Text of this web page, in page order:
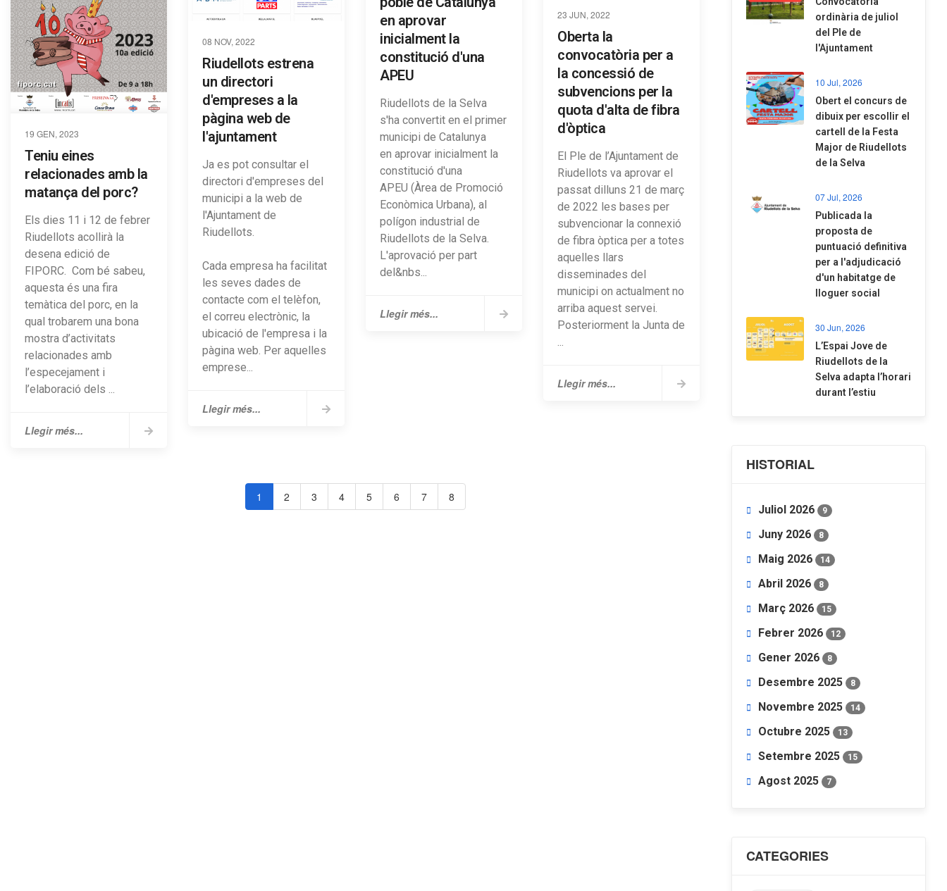
19 GEN, 2023
Teniu eines
relacionades amb la
matança del porc?
Els dies 11 i 12 de febrer
Riudellots acollirà la
desena edició de
FIPORC. Com bé sabeu,
aquesta és una fira
temàtica del porc, en la
qual trobarem una bona
mostra d’activitats
relacionades amb
l’especejament i
l’elaboració dels ...
Llegir més...
08 NOV, 2022
Riudellots estrena
un directori
d'empreses a la
pàgina web de
l'ajuntament
Ja es pot consultar el
directori d'empreses del
municipi a la web de
l'Ajuntament de
Riudellots.
Cada empresa ha facilitat
les seves dades de
contacte com el telèfon,
el correu electrònic, la
ubicació de l'empresa i la
pàgina web. ​Per aquelles
emprese...
Llegir més...
en aprovar
inicialment la
constitució d'una
APEU
Riudellots de la Selva
s'ha convertit en el primer
municipi de Catalunya
en aprovar inicialment la
constitució d'una
APEU (Àrea de Promoció
Econòmica Urbana), al
polígon industrial de
Riudellots de la Selva.
L'aprovació per part
del&nbs...
Llegir més...
23 JUN, 2022
Oberta la
convocatòria per a
la concessió de
subvencions per la
quota d'alta de fibra
d'òptica
El Ple de l’Ajuntament de
Riudellots va aprovar el
passat dilluns 21 de març
de 2022 les bases per
subvencionar la connexió
de fibra òptica per a totes
aquelles llars
disseminades del
municipi on actualment no
arriba aquest servei.
Posteriorment la Junta de
Llegir més...
1 2 3 4 5 6 7 8
ordinària de juliol
del Ple de
l'Ajuntament
10 Jul, 2026
​Obert el concurs de
dibuix per escollir el
cartell de la Festa
Major de Riudellots
de la Selva
07 Jul, 2026
​Publicada la
proposta de
puntuació definitiva
per a l'adjudicació
d'un habitatge de
lloguer social
30 Jun, 2026
​L’Espai Jove de
Riudellots de la
Selva adapta l’horari
durant l’estiu
HISTORIAL
Juliol 2026 9
Juny 2026 8
Maig 2026 14
Abril 2026 8
Març 2026 15
Febrer 2026 12
Gener 2026 8
Desembre 2025 8
Novembre 2025 14
Octubre 2025 13
Setembre 2025 15
Agost 2025 7
CATEGORIES